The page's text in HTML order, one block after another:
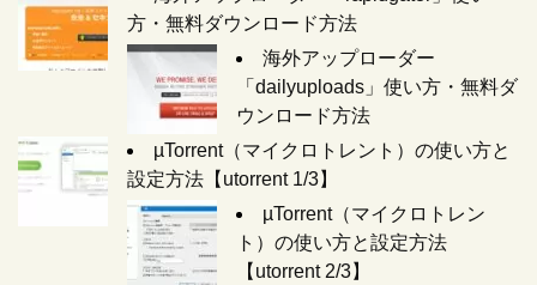
方・無料ダウンロード方法
海外アップローダー
「dailyuploads」使い方・無料ダ
ウンロード方法
µTorrent（マイクロトレント）の使い方と
設定方法【utorrent 1/3】
µTorrent（マイクロトレン
ト）の使い方と設定方法
【utorrent 2/3】